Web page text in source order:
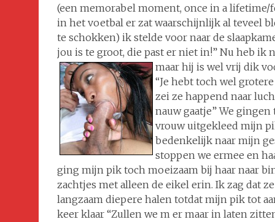
(een memorabel moment, once in a
in het voetbal er zat waarschijnlijk al teveel
te schokken) ik stelde voor naar de
jou is te groot, die past er niet in!” Nu heb ik
maar hij is wel vrij dik
“Je hebt toch wel
zei ze happend naar
nauw gaatje” We
vrouw uitgekleed mijn
bedenkelijk naar mijn
stoppen we ermee en
ging mijn pik toch moeizaam bij haar naar
zachtjes met alleen de eikel erin. Ik zag dat
langzaam diepere halen totdat mijn pik tot
keer klaar “Zullen we m er maar in laten